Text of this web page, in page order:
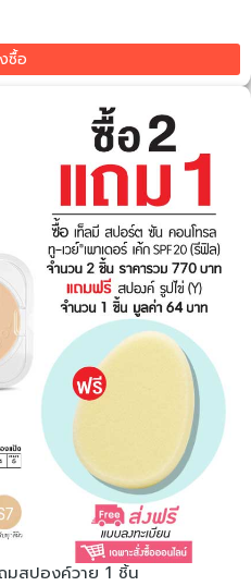
ซื้อ
สปองค์วาย 1 ชิ้น